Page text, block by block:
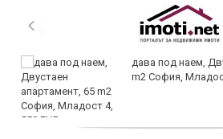
дава под наем,
m2 София,